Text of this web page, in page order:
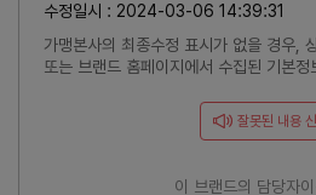
수정일시 : 2024-03-06 14:39:31
가맹본사의 최종수정 표시가 없을 경우,
또는 브랜드 홈페이지에서 수집된 기본정
잘못된 내용
이 브랜드의 담당자